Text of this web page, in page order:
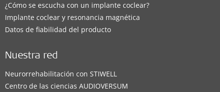
¿Cómo se escucha con un implante coclear?
Implante coclear y resonancia magnética
Datos de fiabilidad del producto
Nuestra red
Neurorrehabilitación con STIWELL
Centro de las ciencias AUDIOVERSUM